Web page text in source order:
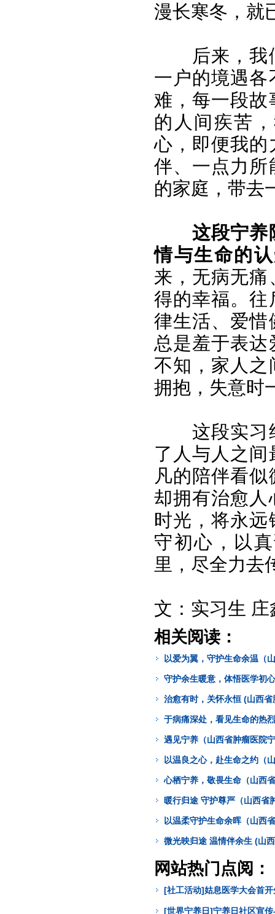
漫长寒冬，就
后来，
一户的境遇
难，每一段
的人间疾苦
心，即便我的
伴、一点力所
的家庭，带去
这段宁养
情与生命的
来，无病无
得的幸福。往
律生活、爱惜
总是羞于表
不知，家人之
拥抱，失意时
这段实习
了人与人之
凡的陪伴看
却拥有治愈人
时光，将永
守初心，以
里，尽全力去
文：实习生
相关阅读：
以爱为翼，守护生命余温（
守护余生暖意，体悟医学初
治愈有时，关怀永恒 (山西
于病痛深处，看见生命的热
遇见宁养（山西省肿瘤医院
以温良之心，赴生命之约（
心栖宁养，敬畏生命（山西
暖行归途 守护尊严（山西省
以温柔守护生命余晖（山西
微光映归途 温情伴余生 (山
网站热门点阅：
[社工活动]姑息医学大会首
[世界宁养日]宁养日社区宣